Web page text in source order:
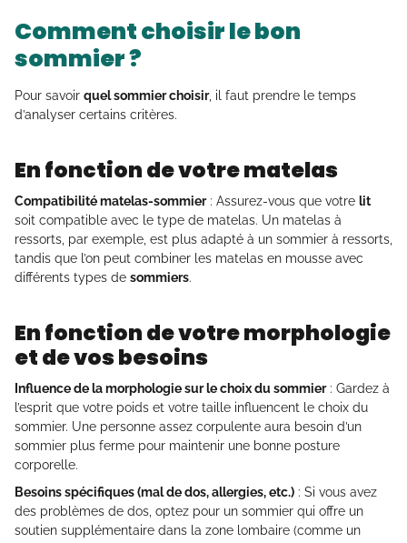
Comment choisir le bon
sommier ?
Pour savoir quel sommier choisir, il faut prendre le temps
d’analyser certains critères.
En fonction de votre matelas
Compatibilité matelas-sommier: Assurez-vous que votre lit
soit compatible avec le type de matelas. Un matelas à
ressorts, par exemple, est plus adapté à un sommier à ressorts,
tandis que l’on peut combiner les matelas en mousse avec
différents types de sommiers.
En fonction de votre morphologie
et de vos besoins
Influence de la morphologie sur le choix du sommier: Gardez à
l’esprit que votre poids et votre taille influencent le choix du
sommier. Une personne assez corpulente aura besoin d’un
sommier plus ferme pour maintenir une bonne posture
corporelle.
Besoins spécifiques (mal de dos, allergies, etc.) : Si vous avez
des problèmes de dos, optez pour un sommier qui offre un
soutien supplémentaire dans la zone lombaire (comme un